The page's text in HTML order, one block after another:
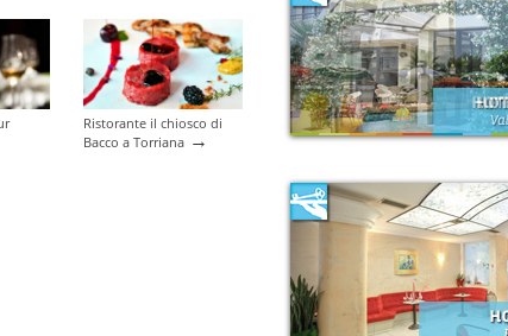
Ristorante il chiosco di
Bacco a Torriana →